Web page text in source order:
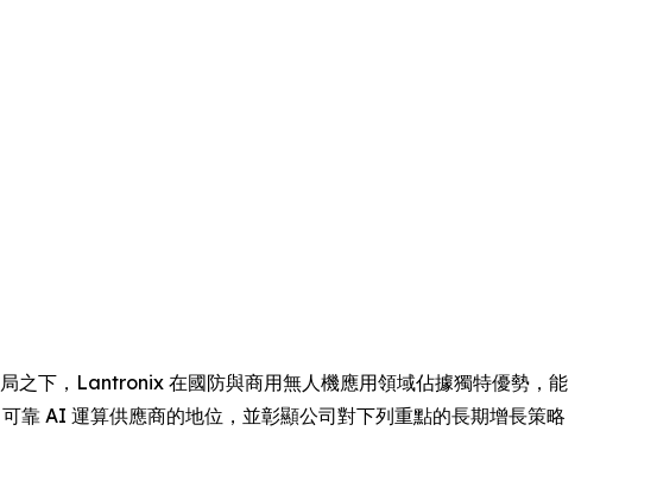
之下，Lantronix 在國防與商用無人機應用領域佔據獨特優勢，能
靠 AI 運算供應商的地位，並彰顯公司對下列重點的長期增長策略